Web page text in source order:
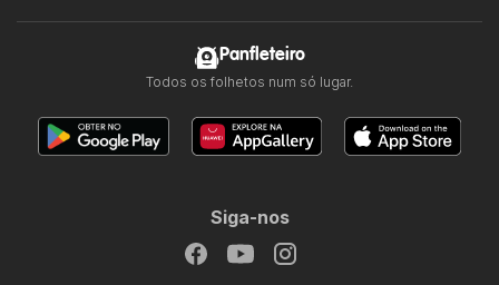
Panfleteiro
Todos os folhetos num só lugar.
Siga-nos